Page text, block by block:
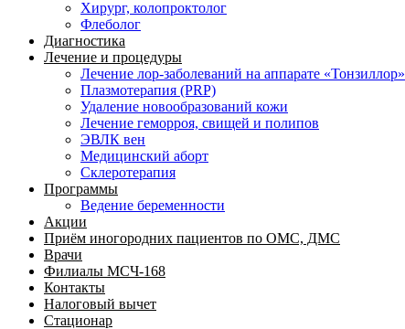
Хирург, колопроктолог
Флеболог
Диагностика
Лечение и процедуры
Лечение лор-заболеваний на аппарате «Тонзиллор»
Плазмотерапия (PRP)
Удаление новообразований кожи
Лечение геморроя, свищей и полипов
ЭВЛК вен
Медицинский аборт
Склеротерапия
Программы
Ведение беременности
Акции
Приём иногородних пациентов по ОМС, ДМС
Врачи
Филиалы МСЧ-168
Контакты
Налоговый вычет
Стационар